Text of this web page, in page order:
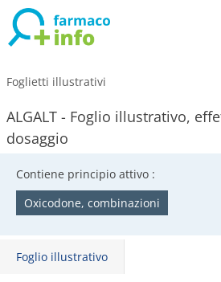
Foglietti illustrativi
ALGALT - Foglio illustrativo,
dosaggio
Contiene principio attivo :
Oxicodone, combinazioni
Foglio illustrativo